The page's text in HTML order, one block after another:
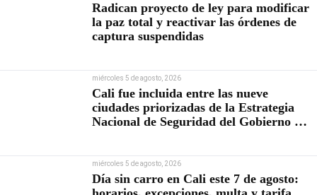
Radican proyecto de ley para modificar
la paz total y reactivar las órdenes de
captura suspendidas
miércoles 5 de agosto, 2026
Cali fue incluida entre las nueve
ciudades priorizadas de la Estrategia
Nacional de Seguridad del Gobierno de
miércoles 5 de agosto, 2026
Día sin carro en Cali este 7 de agosto: